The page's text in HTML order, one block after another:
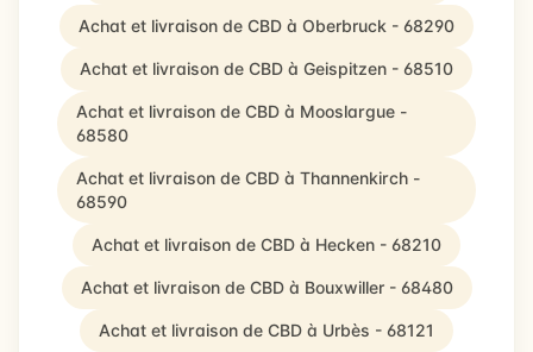
Achat et livraison de CBD à Oberbruck - 68290
Achat et livraison de CBD à Geispitzen - 68510
Achat et livraison de CBD à Mooslargue -
68580
Achat et livraison de CBD à Thannenkirch -
68590
Achat et livraison de CBD à Hecken - 68210
Achat et livraison de CBD à Bouxwiller - 68480
Achat et livraison de CBD à Urbès - 68121